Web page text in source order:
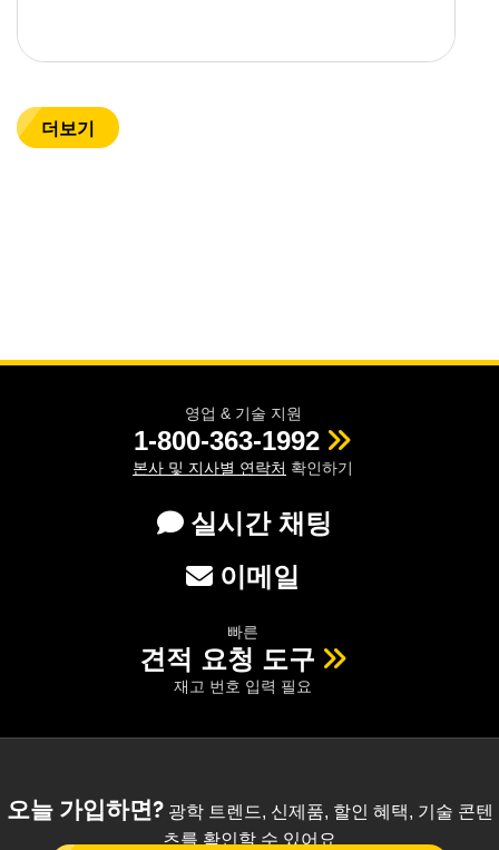
더보기
영업 & 기술 지원
1-800-363-1992
본사 및 지사별 연락처 확인하기
실시간 채팅
이메일
빠른
견적 요청 도구
재고 번호 입력 필요
오늘 가입하면?광학 트렌드, 신제품, 할인 혜택, 기술 콘텐
츠를 확인할 수 있어요